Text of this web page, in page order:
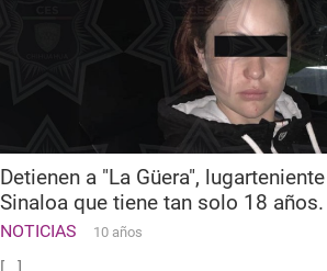
Detienen a "La Güera",
Sinaloa que tiene tan solo 18 años.
NOTICIAS 10 años